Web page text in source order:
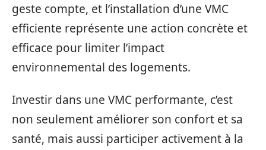
geste compte, et l’installation d’une VMC
efficiente représente une action concrète et
efficace pour limiter l’impact
environnemental des logements.
Investir dans une VMC performante, c’est
non seulement améliorer son confort et sa
santé, mais aussi participer activement à la